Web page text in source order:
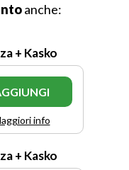
anche:
+ Kasko
info
+ Kasko